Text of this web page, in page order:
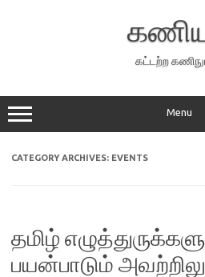
கட்டற்ற
Menu
CATEGORY ARCHIVES: EVENTS
தமிழ்
பயன்பாடும்